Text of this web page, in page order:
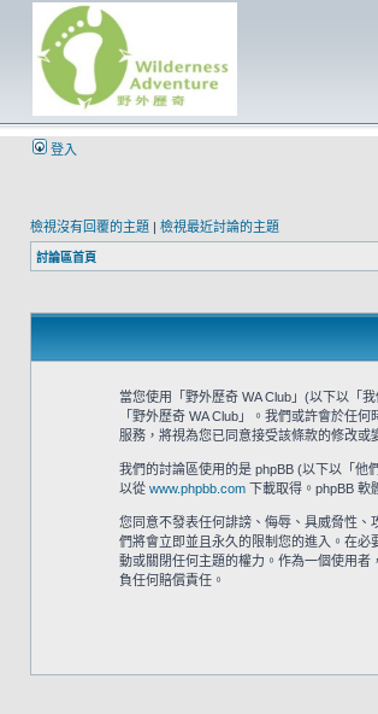
登入
檢視沒有回覆的主題 | 檢視最近討論的主題
討論區首頁
當您使用「野外歷奇 WA Club」(以下以「
「野外歷奇 WA Club」。我們或許會於任
服務，將視為您已同意接受該條款的修改或
我們的討論區使用的是 phpBB (以下以「他
以從 www.phpbb.com下載取得。phpBB 軟
您同意不發表任何誹謗、侮辱、具威脅性
們將會立即並且永久的限制您的進入。在必
動或關閉任何主題的權力。作為一個使用者
負任何賠償責任。